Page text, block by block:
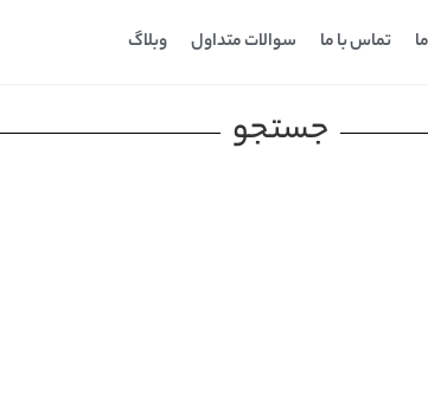
تماس با ما سوالات متداول وبلاگ
جستجو